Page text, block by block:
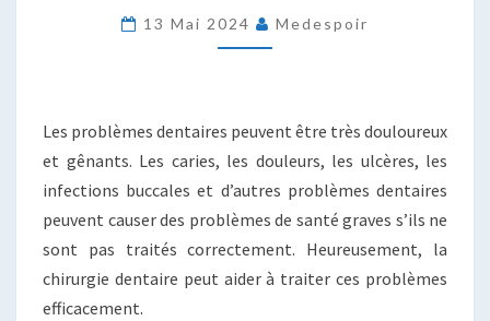
PAR
CHIRURGIE
13 Mai 2024 Medespoir
Les problèmes dentaires peuvent être très douloureux
et gênants. Les caries, les douleurs, les ulcères, les
infections buccales et d’autres problèmes dentaires
peuvent causer des problèmes de santé graves s’ils ne
sont pas traités correctement. Heureusement, la
chirurgie dentaire peut aider à traiter ces problèmes
efficacement.